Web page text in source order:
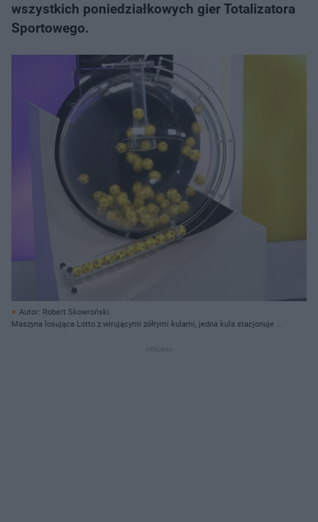
wszystkich poniedziałkowych gier Totalizatora
Sportowego.
Autor: Robert Skowroński
Maszyna losująca Lotto z wirującymi żółtymi kulami, jedna kula stacjonuje w
Sprawdź, czy zostałeś milionerem dzięki losowaniu Lotto na Super Biznes.